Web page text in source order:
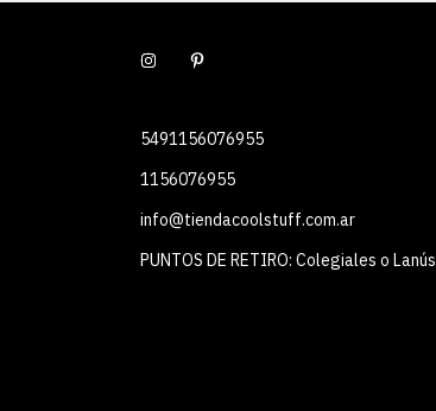
5491156076955
1156076955
info@tiendacoolstuff.com.ar
PUNTOS DE RETIRO: Colegiales o Lanús